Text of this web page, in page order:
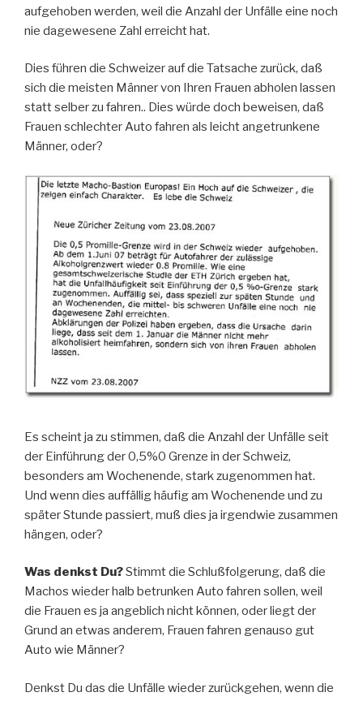
aufgehoben werden, weil die Anzahl der Unfälle eine noch
nie dagewesene Zahl erreicht hat.
Dies führen die Schweizer auf die Tatsache zurück, daß
sich die meisten Männer von Ihren Frauen abholen lassen
statt selber zu fahren.. Dies würde doch beweisen, daß
Frauen schlechter Auto fahren als leicht angetrunkene
Männer, oder?
Es scheint ja zu stimmen, daß die Anzahl der Unfälle seit
der Einführung der 0,5%0 Grenze in der Schweiz,
besonders am Wochenende, stark zugenommen hat.
Und wenn dies auffällig häufig am Wochenende und zu
später Stunde passiert, muß dies ja irgendwie zusammen
hängen, oder?
Was denkst Du?Stimmt die Schlußfolgerung, daß die
Machos wieder halb betrunken Auto fahren sollen, weil
die Frauen es ja angeblich nicht können, oder liegt der
Grund an etwas anderem, Frauen fahren genauso gut
Auto wie Männer?
Denkst Du das die Unfälle wieder zurückgehen, wenn die